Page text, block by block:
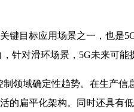
目标应用场景之一，也是
针对滑环场景，5G未来可
领域确定性趋势。在生产
的扁平化架构。同时还具有